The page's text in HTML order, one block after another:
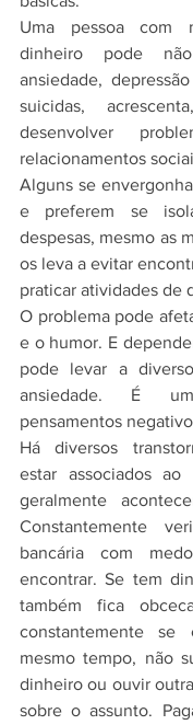
Uma pessoa com
dinheiro pode
ansiedade,
suicidas,
desenvolver
relacionamentos
Alguns se
e preferem se
despesas, mesmo as
os leva a evitar
praticar atividades de
O problema pode
e o humor. E
pode levar a
ansiedade. É
pensamentos
Há diversos
estar associados
geralmente
Constantemente
bancária com
encontrar. Se tem
também fica
constantemente
mesmo tempo, não
dinheiro ou ouvir
sobre o assunto.